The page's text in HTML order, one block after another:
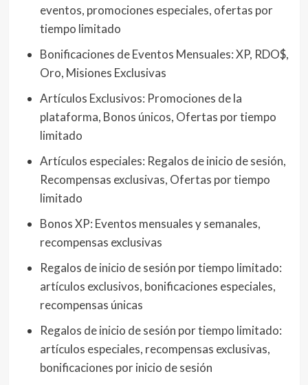
eventos, promociones especiales, ofertas por
tiempo limitado
Bonificaciones de Eventos Mensuales: XP, RDO$,
Oro, Misiones Exclusivas
Artículos Exclusivos: Promociones de la
plataforma, Bonos únicos, Ofertas por tiempo
limitado
Artículos especiales: Regalos de inicio de sesión,
Recompensas exclusivas, Ofertas por tiempo
limitado
Bonos XP: Eventos mensuales y semanales,
recompensas exclusivas
Regalos de inicio de sesión por tiempo limitado:
artículos exclusivos, bonificaciones especiales,
recompensas únicas
Regalos de inicio de sesión por tiempo limitado:
artículos especiales, recompensas exclusivas,
bonificaciones por inicio de sesión